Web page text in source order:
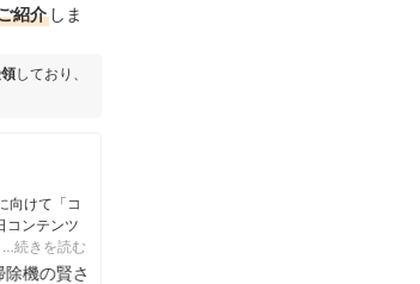
紹介 しま
しており、
向けて「コ
コンテンツ
…続きを読む